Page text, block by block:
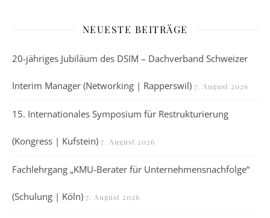
NEUESTE BEITRÄGE
20-jähriges Jubiläum des DSIM – Dachverband Schweizer
Interim Manager (Networking | Rapperswil) 7. August 2026
15. Internationales Symposium für Restrukturierung
(Kongress | Kufstein) 7. August 2026
Fachlehrgang „KMU-Berater für Unternehmensnachfolge“
(Schulung | Köln) 7. August 2026